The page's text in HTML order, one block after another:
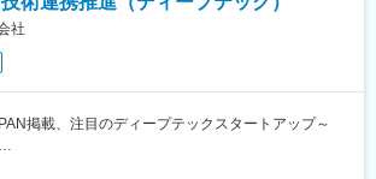
社の定める業務
力】
協力しながら治験を進めていく風土があります。
の情報連携が密な働きができます。
く、残業も10～20時間のため、長期就業しやすい
性管理職も多いです。
：
社
掲載、注目のディープテックスタートアップ～